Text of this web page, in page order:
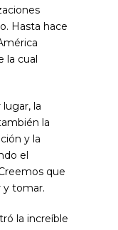
Hasta hace
la cual
la
la
y la
el
que
y tomar.
la increíble